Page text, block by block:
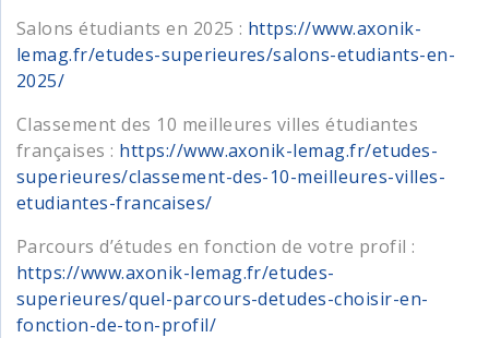
Salons étudiants en 2025 : https://www.axonik-
lemag.fr/etudes-superieures/salons-etudiants-en-
2025/
Classement des 10 meilleures villes étudiantes
françaises : https://www.axonik-lemag.fr/etudes-
superieures/classement-des-10-meilleures-villes-
etudiantes-francaises/
Parcours d’études en fonction de votre profil :
https://www.axonik-lemag.fr/etudes-
superieures/quel-parcours-detudes-choisir-en-
fonction-de-ton-profil/